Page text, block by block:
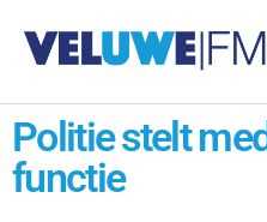
Politie stelt
functie